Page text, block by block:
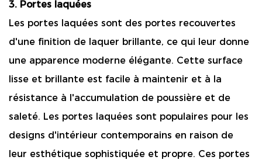
3. Portes laquées
Les portes laquées sont des portes recouvertes
d'une finition de laquer brillante, ce qui leur donne
une apparence moderne élégante. Cette surface
lisse et brillante est facile à maintenir et à la
résistance à l'accumulation de poussière et de
saleté. Les portes laquées sont populaires pour les
designs d'intérieur contemporains en raison de
leur esthétique sophistiquée et propre. Ces portes